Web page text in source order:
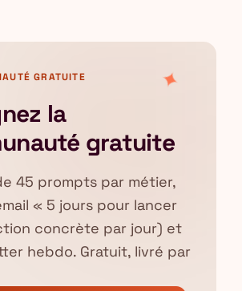
✦
GRATUITE
la
gratuite
45 prompts par métier,
« 5 jours pour lancer
concrète par jour) et
hebdo. Gratuit, livré par